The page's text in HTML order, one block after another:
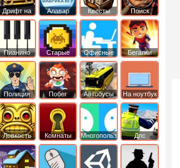
Дрифт на
машинах
Алавар Квесты
Поиск
предметов
Пианино Старые Офисные Бегалки
Полиция Побег Автобусы На ноутбук
Ловкость Комнаты Многопользовательские
Дпс